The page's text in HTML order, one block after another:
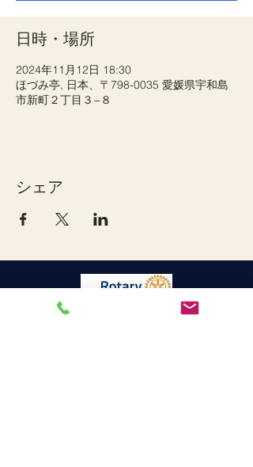
日時・場所
2024年11月12日 18:30
ほづみ亭, 日本、〒798-0035 愛媛県宇和島
市新町２丁目３−８
シェア